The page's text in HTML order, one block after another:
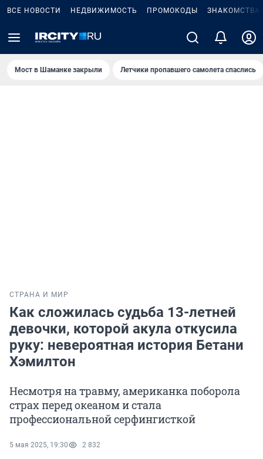
ВСЕ НОВОСТИ НЕДВИЖИМОСТЬ ПРОМОКОДЫ ЗНАКОМСТВА
Мост в Шаманке закрыли Летчики пропавшего самолета спаслись
СТРАНА И МИР
Как сложилась судьба 13-летней
девочки, которой акула откусила
руку: невероятная история Бетани
Хэмилтон
Несмотря на травму, американка поборола
страх перед океаном и стала
профессиональной серфингисткой
5 мая 2025, 19:30 2 832